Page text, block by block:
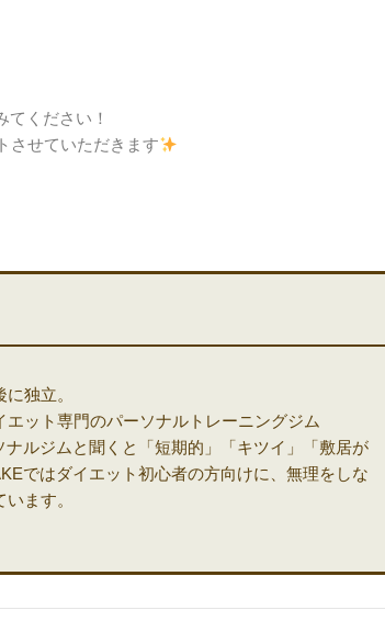
ください！
させていただきます
独立。
ット専門のパーソナルトレーニングジム
ナルジムと聞くと「短期的」「キツイ」「敷居が
ではダイエット初心者の方向けに、無理をしな
ます。